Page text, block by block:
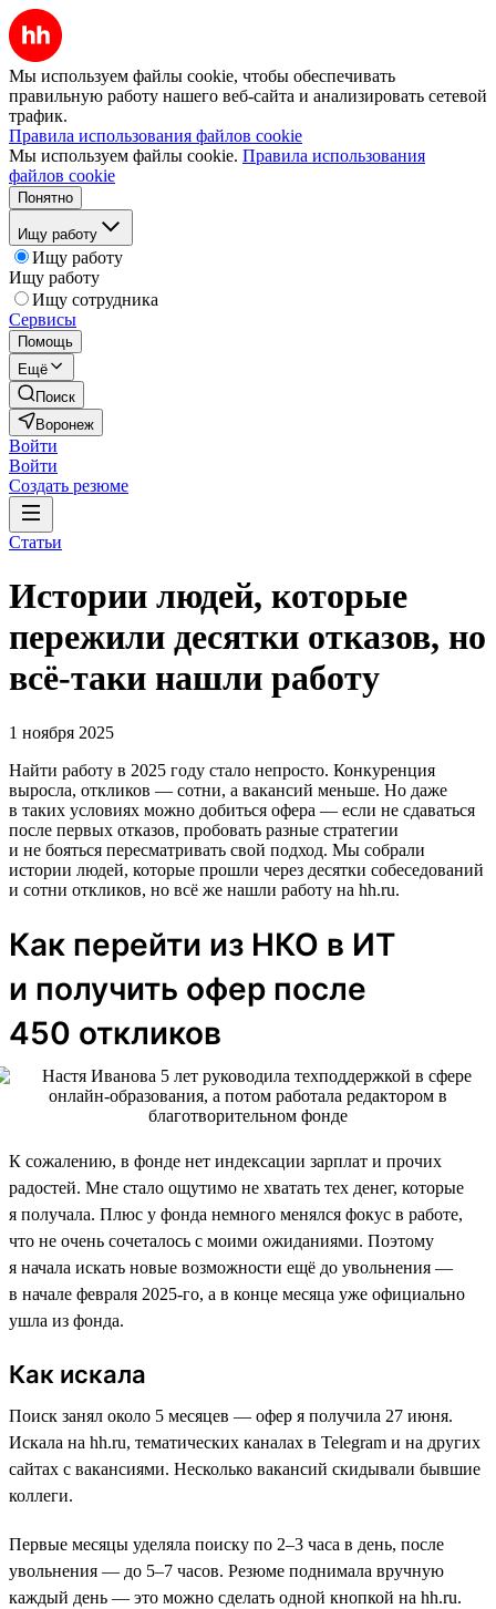
Мы используем файлы cookie, чтобы обеспечивать
правильную работу нашего веб-сайта и анализировать сетевой
трафик.
Правила использования файлов cookie
Мы используем файлы cookie. Правила использования
файлов cookie
Понятно
Ищу работу
Ищу работу
Ищу работу
Ищу сотрудника
Сервисы
Помощь
Ещё
Поиск
Воронеж
Войти
Войти
Создать резюме
Статьи
Истории людей, которые
пережили десятки отказов, но
всё-таки нашли работу
1 ноября 2025
Найти работу в 2025 году стало непросто. Конкуренция
выросла, откликов — сотни, а вакансий меньше. Но даже
в таких условиях можно добиться офера — если не сдаваться
после первых отказов, пробовать разные стратегии
и не бояться пересматривать свой подход. Мы собрали
истории людей, которые прошли через десятки собеседований
и сотни откликов, но всё же нашли работу на hh.ru.
Как перейти из НКО в ИТ
и получить офер после
450 откликов
К сожалению, в фонде нет индексации зарплат и прочих
радостей. Мне стало ощутимо не хватать тех денег, которые
я получала. Плюс у фонда немного менялся фокус в работе,
что не очень сочеталось с моими ожиданиями. Поэтому
я начала искать новые возможности ещё до увольнения —
в начале февраля 2025-го, а в конце месяца уже официально
ушла из фонда.
Как искала
Поиск занял около 5 месяцев — офер я получила 27 июня.
Искала на hh.ru, тематических каналах в Telegram и на других
сайтах с вакансиями. Несколько вакансий скидывали бывшие
коллеги.
Первые месяцы уделяла поиску по 2–3 часа в день, после
увольнения — до 5–7 часов. Резюме поднимала вручную
каждый день — это можно сделать одной кнопкой на hh.ru.